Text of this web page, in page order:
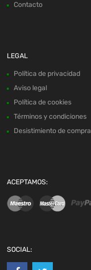
Contacto
LEGAL
Política de privacidad
Aviso legal
Política de cookies
Términos y condiciones
Desistimiento de compra
ACEPTAMOS:
SOCIAL: